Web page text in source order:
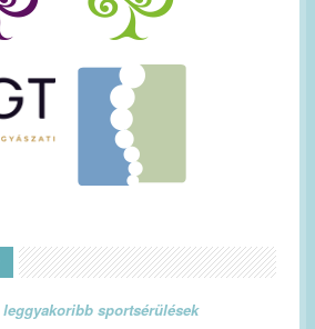
leggyakoribb sportsérülések